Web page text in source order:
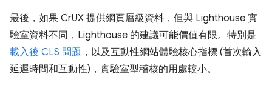
最後，如果 CrUX 提供網頁層級資料，但與 Lighthouse 實
驗室資料不同，Lighthouse 的建議可能價值有限。特別是
載入後 CLS 問題 ，以及互動性網站體驗核心指標 (首次輸入
延遲時間和互動性)，實驗室型稽核的用處較小。